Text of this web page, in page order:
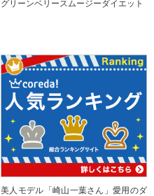
グリーンベリースムージーダイエット
美人モデル「崎山一葉さん」愛用のダ